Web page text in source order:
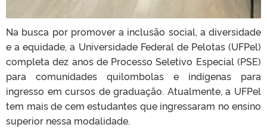
Na busca por promover a inclusão social, a diversidade
e a equidade, a Universidade Federal de Pelotas (UFPel)
completa dez anos de Processo Seletivo Especial (PSE)
para comunidades quilombolas e indígenas para
ingresso em cursos de graduação. Atualmente, a UFPel
tem mais de cem estudantes que ingressaram no ensino
superior nessa modalidade.